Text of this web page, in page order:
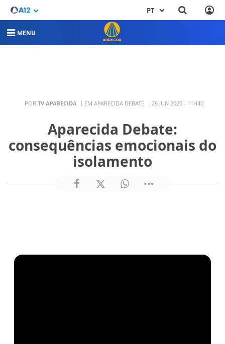
PT
MENU
POR TV APARECIDA EM APARECIDA DEBATE 26 JUN 2020 - 11H40
Aparecida Debate:
consequências emocionais do
isolamento